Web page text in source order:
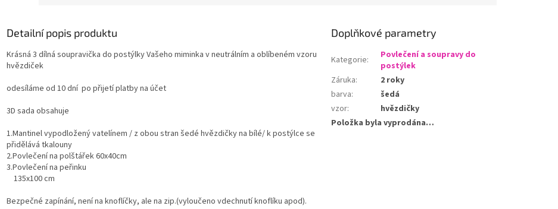
Detailní popis produktu
Krásná 3 dílná soupravička do postýlky Vašeho miminka v neutrálním a oblíbeném vzoru
hvězdiček
odesíláme od 10 dní po přijetí platby na účet
3D sada obsahuje
1.Mantinel vypodložený vatelínem / z obou stran šedé hvězdičky na bílé/ k postýlce se
přidělává tkalouny
2.Povlečení na polštářek 60x40cm
3.Povlečení na peřinku
135x100 cm
Bezpečné zapínání, není na knoflíčky, ale na zip.(vyloučeno vdechnutí knoflíku apod).
Doplňkové parametry
Kategorie:
Povlečení a soupravy do
postýlek
Záruka:
2 roky
barva:
šedá
vzor:
hvězdičky
Položka byla vyprodána…